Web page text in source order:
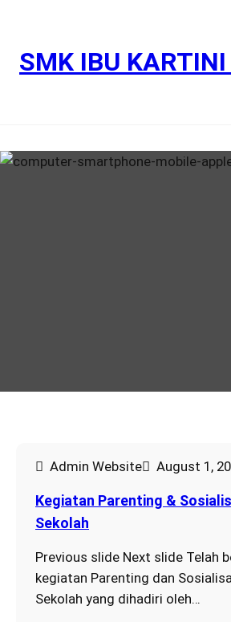
contentSMK IBU
Admin Website August 1,
Kegiatan Parenting &
Sekolah
Previous slide Next slide Telah
kegiatan Parenting dan
Sekolah yang dihadiri oleh…